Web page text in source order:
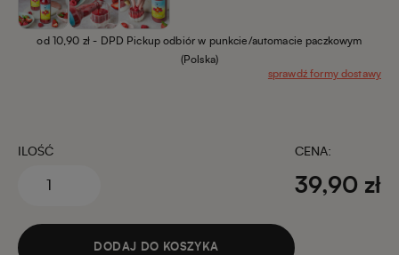
od 10,90 zł - DPD Pickup odbiór w punkcie/automacie paczkowym
(Polska)
sprawdź formy dostawy
CENA:
39,90 zł
ILOŚĆ
DODAJ DO KOSZYKA